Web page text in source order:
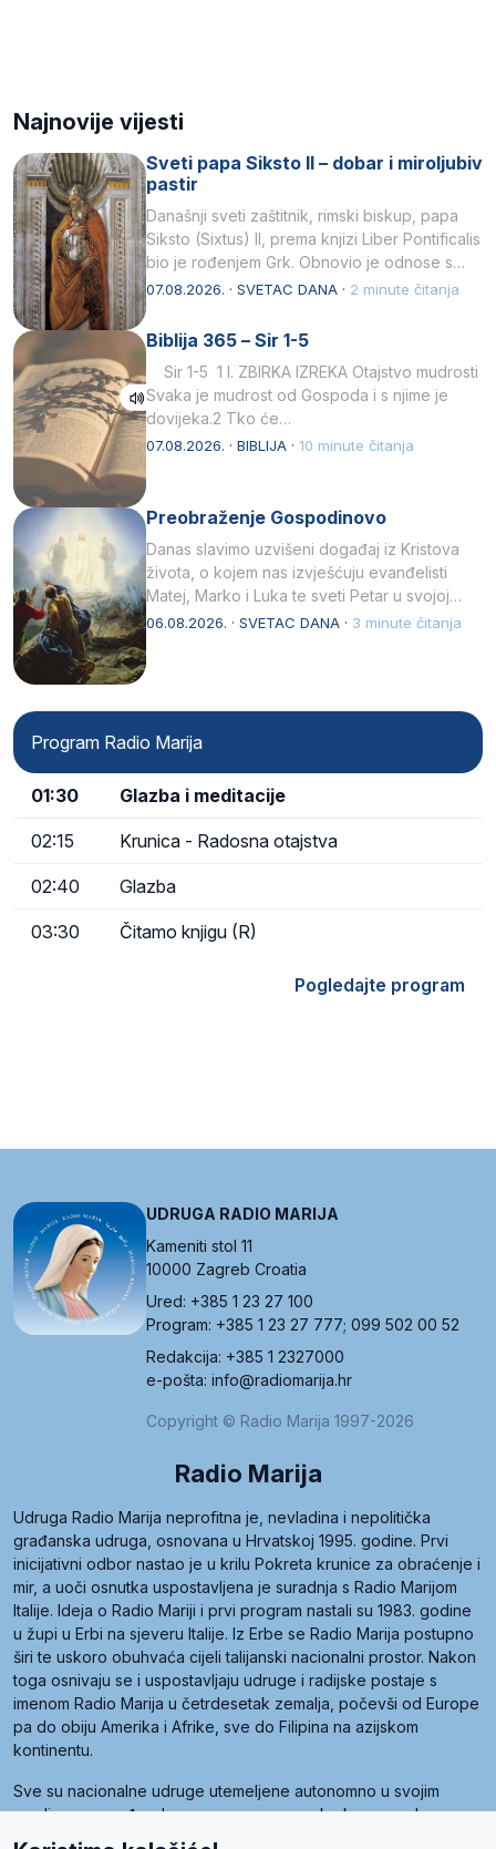
Najnovije vijesti
Sveti papa Siksto II – dobar i miroljubiv
pastir
Današnji sveti zaštitnik, rimski biskup, papa
Siksto (Sixtus) II, prema knjizi Liber Pontificalis
bio je rođenjem Grk. Obnovio je odnose s
afričkim…
07.08.2026. · SVETAC DANA · 2 minute čitanja
Biblija 365 – Sir 1-5
Sir 1-5 1 I. ZBIRKA IZREKA Otajstvo mudrosti
Svaka je mudrost od Gospoda i s njime je
dovijeka.2 Tko će…
07.08.2026. · BIBLIJA · 10 minute čitanja
Preobraženje Gospodinovo
Danas slavimo uzvišeni događaj iz Kristova
života, o kojem nas izvješćuju evanđelisti
Matej, Marko i Luka te sveti Petar u svojoj
drugoj…
06.08.2026. · SVETAC DANA · 3 minute čitanja
Program Radio Marija
01:30 Glazba i meditacije
02:15 Krunica - Radosna otajstva
02:40 Glazba
03:30 Čitamo knjigu (R)
Pogledajte program
UDRUGA RADIO MARIJA
Kameniti stol 11
10000 Zagreb Croatia
Ured: +385 1 23 27 100
Program: +385 1 23 27 777; 099 502 00 52
Redakcija: +385 1 2327000
e-pošta: info@radiomarija.hr
Copyright © Radio Marija 1997-2026
Radio Marija
Udruga Radio Marija neprofitna je, nevladina i nepolitička
građanska udruga, osnovana u Hrvatskoj 1995. godine. Prvi
inicijativni odbor nastao je u krilu Pokreta krunice za obraćenje i
mir, a uoči osnutka uspostavljena je suradnja s Radio Marijom
Italije. Ideja o Radio Mariji i prvi program nastali su 1983. godine
u župi u Erbi na sjeveru Italije. Iz Erbe se Radio Marija postupno
širi te uskoro obuhvaća cijeli talijanski nacionalni prostor. Nakon
toga osnivaju se i uspostavljaju udruge i radijske postaje s
imenom Radio Marija u četrdesetak zemalja, počevši od Europe
pa do obiju Amerika i Afrike, sve do Filipina na azijskom
kontinentu.
Sve su nacionalne udruge utemeljene autonomno u svojim
zemljama, a međusobna su povezane preko krovne udruge
pod nazivom Svjetska obitelj Radio Marije (World Family of